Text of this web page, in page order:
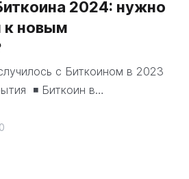
2024: нужно
к новым
с Биткоином в 2023
◾️ Биткоин в…
0